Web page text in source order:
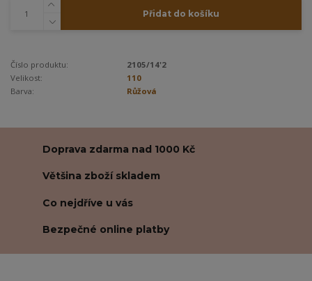
Přidat do košíku
Číslo produktu:
2105/14'2
Velikost:
110
Barva:
Růžová
Doprava zdarma nad 1000 Kč
Většina zboží skladem
Co nejdříve u vás
Bezpečné online platby